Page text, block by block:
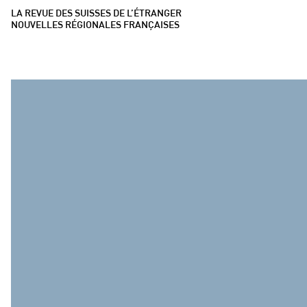
LA REVUE DES SUISSES DE L’ÉTRANGER
NOUVELLES RÉGIONALES FRANÇAISES